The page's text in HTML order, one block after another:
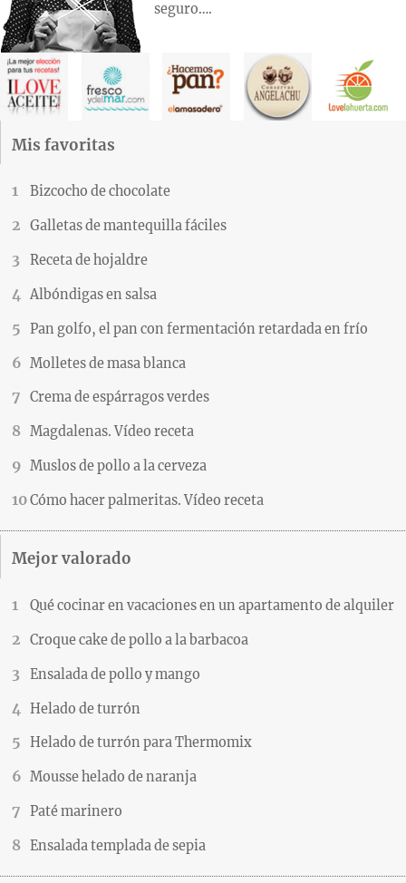
seguro….
Mis favoritas
Bizcocho de chocolate
Galletas de mantequilla fáciles
Receta de hojaldre
Albóndigas en salsa
Pan golfo, el pan con fermentación retardada en frío
Molletes de masa blanca
Crema de espárragos verdes
Magdalenas. Vídeo receta
Muslos de pollo a la cerveza
Cómo hacer palmeritas. Vídeo receta
Mejor valorado
Qué cocinar en vacaciones en un apartamento de alquiler
Croque cake de pollo a la barbacoa
Ensalada de pollo y mango
Helado de turrón
Helado de turrón para Thermomix
Mousse helado de naranja
Paté marinero
Ensalada templada de sepia